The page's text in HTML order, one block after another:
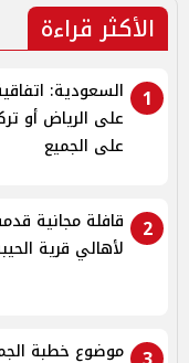
الأكثر قراءة
1
السعودية:
على الرياض أو
على الجميع
2
لأهالي قرية
موضوع خطبة